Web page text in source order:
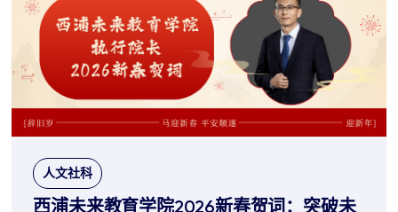
人文社科
西浦未来教育学院2026新春贺词：突破未